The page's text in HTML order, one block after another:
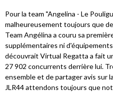
Pour la team "Angelina - Le
malheureusement toujours que
Team Angélina a couru sa
supplémentaires ni
découvrait Virtual Regatta a fait
27 902 concurrents derrière lui.
ensemble et de partager avis sur
JLR44 attendons toujours que